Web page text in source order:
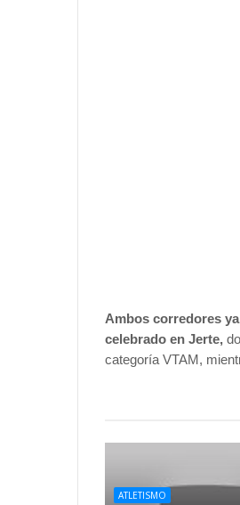
Ambos corredores
celebrado en Jerte,
categoría VTAM,
ATLETISMO